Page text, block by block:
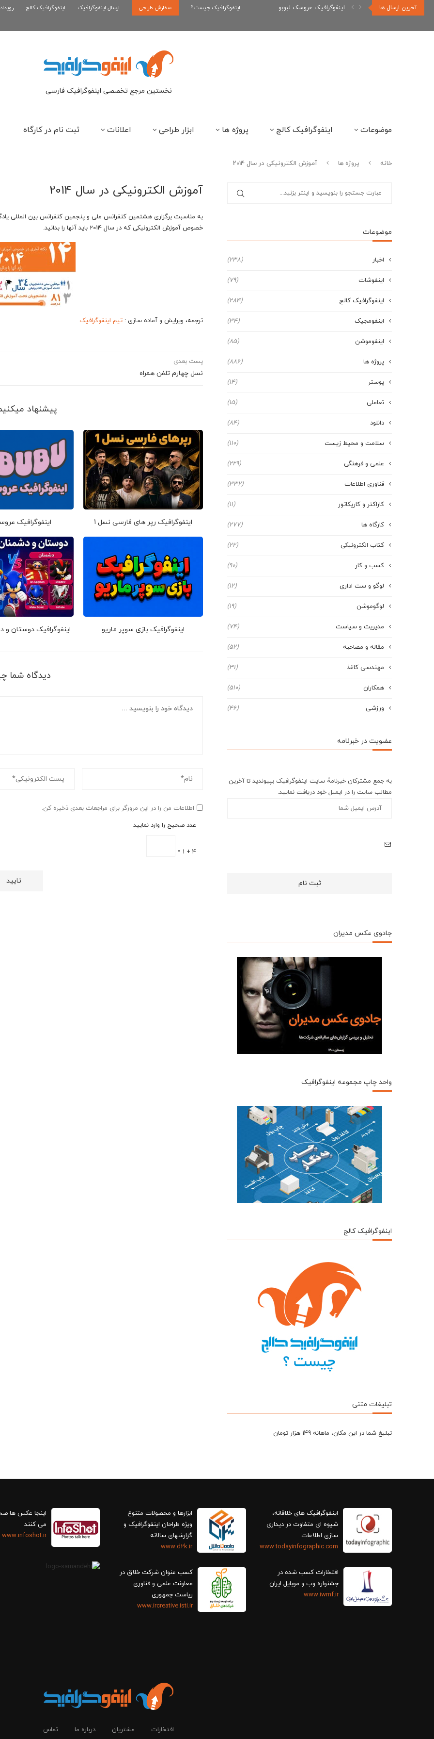
آخرین ارسال ها اینفوگرافیک عروسک لبوبو اینفوگرافیک رپر های فارسی نسل... اینفوگرافیک چیست ؟ سفارش طراحی ارسال اینفوگرافیک اینفوگرافیک کالج
نخستین مرجع تخصصی اینفوگرافیک فارسی
موضوعات اینفوگرافیک کالج پروژه ها ابزار طراحی اعلانات ثبت نام در کارگاه
خانه پروژه ها آموزش الکترونیکی در سال 2014
آموزش الکترونیکی در سال 2014
خصوص آموزش الکترونیکی که در سال 2014 باید آنها را بدانید.
ترجمه، ویرایش و آماده سازی :تیم اینفوگرافیک
پست بعدی
نسل چهارم تلفن همراه
پیشنهاد می‎کنیم ببینید
اینفوگرافیک اینفوگرافیک رپر های فارسی نسل 1
اینفوگرافیک دوستان اینفوگرافیک بازی سوپر ماریو
دیدگاه شما
اطلاعات من را در این مرورگر برای مراجعات بعدی ذخیره کن.
عدد صحیح را وارد نمایید
4 + 1 =
موضوعات
اخبار (238)
اینفوشات (79)
اینفوگرافیک کالج (284)
اینفومجیک (34)
اینفوموشن (85)
پروژه ها (886)
پوستر (14)
تعاملی (15)
دانلود (84)
سلامت و محیط زیست (110)
علمی و فرهنگی (229)
فناوری اطلاعات (332)
کاراکتر و کاریکاتور (11)
کارگاه ها (277)
کتاب الکترونیکی (22)
کسب و کار (90)
لوگو و ست اداری (12)
لوگوموشن (19)
مدیریت و سیاست (74)
مقاله و مصاحبه (52)
مهندسی کاغذ (31)
همکاران (510)
ورزشی (46)
عضویت در خبرنامه
به جمع مشترکان خبرنامۀ سایت اینفوگرافیک بپیوندید تا آخرین
مطالب سایت را در ایمیل خود دریافت نمایید.
جادوی عکس مدیران
واحد چاپ مجموعه اینفوگرافیک
اینفوگرافیک کالج
تبلیغات متنی
تبلیغ شما در این مکان، ماهانه 149 هزار تومان
اینفوگرافیک های خلاقانه،
سازی اطلاعات
www.todayinfographic.com
افتخارات کسب شده در
جشنواره وب و موبایل ایران
www.iwmf.ir
ابزارها و محصولات متنوع
ویژه طراحان اینفوگرافیک و
گزارش‎های سالانه
www.d2k.ir
کسب عنوان شرکت خلاق در
معاونت علمی و فناوری
ریاست جمهوری
www.ircreative.isti.ir
اینجا عکس ها
می کنند
www.infoshot.ir
افتخارات مشتریان درباره ما تماس